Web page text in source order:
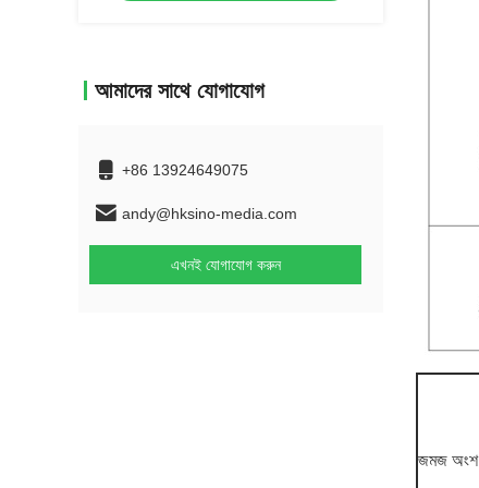
আমাদের সাথে যোগাযোগ
+86 13924649075
andy@hksino-media.com
এখনই যোগাযোগ করুন
জমজ অংশ